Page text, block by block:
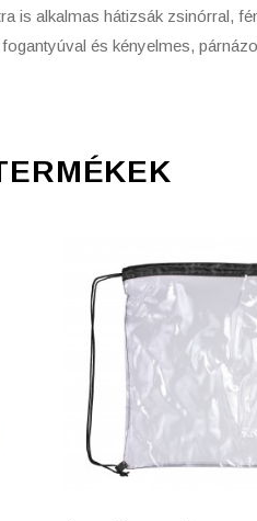
is alkalmas hátizsák zsinórral,
és kényelmes,